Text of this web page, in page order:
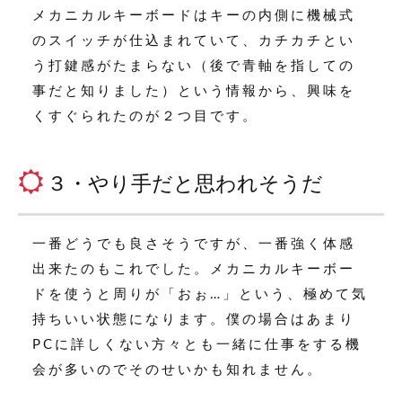
メカニカルキーボードはキーの内側に機械式
のスイッチが仕込まれていて、カチカチとい
う打鍵感がたまらない（後で青軸を指しての
事だと知りました）という情報から、興味を
くすぐられたのが２つ目です。
３・やり手だと思われそうだ
一番どうでも良さそうですが、一番強く体感
出来たのもこれでした。メカニカルキーボー
ドを使うと周りが「おぉ…」という、極めて気
持ちいい状態になります。僕の場合はあまり
PCに詳しくない方々とも一緒に仕事をする機
会が多いのでそのせいかも知れません。